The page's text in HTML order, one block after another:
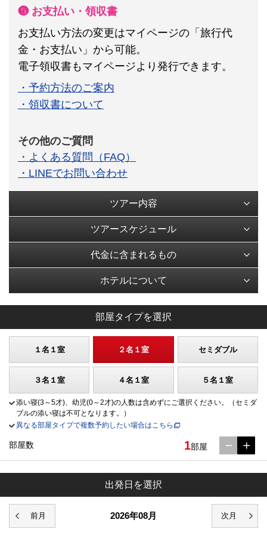
❺ お支払い・領収書
お支払い方法の変更はマイページの「旅行代
金・お支払い」から可能。
電子領収書もマイページより発行できます。
・予約方法のご案内
・領収書について
その他のご質問
・よくある質問（FAQ）
・LINEでお問い合わせ
ツアー内容
ツアースケジュール
代金に含まれるもの
ホテルについて
部屋タイプを選択
１名１室 ２名１室 セミダブル
３名１室 ４名１室 ５名１室
添い寝(3～5才)、幼児(0～2才)の人数は含めずにご選択ください。（セミダ
ブルの添い寝は不可となります。）
異なる部屋タイプで複数予約したい場合はこちら
部屋数 1部屋
出発日を選択
2026年08月